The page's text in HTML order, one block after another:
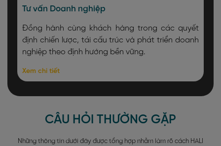
Tư vấn Doanh nghiệp
Đồng hành cùng khách hàng trong các quyết
định chiến lược, tái cấu trúc và phát triển doanh
nghiệp theo định hướng bền vững.
Xem chi tiết
CÂU HỎI THƯỜNG GẶP
Những thông tin dưới đây được tổng hợp nhằm làm rõ cách HALI